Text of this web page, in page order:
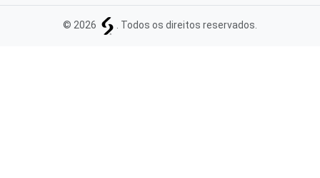
© 2026 . Todos os direitos reservados.